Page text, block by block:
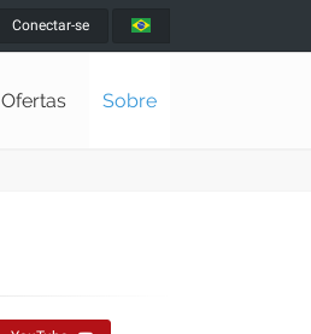
Conectar-se
Ofertas Sobre